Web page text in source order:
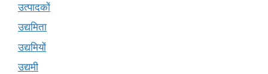
उत्पादकों
उद्यमिता
उद्यमियों
उद्यमी